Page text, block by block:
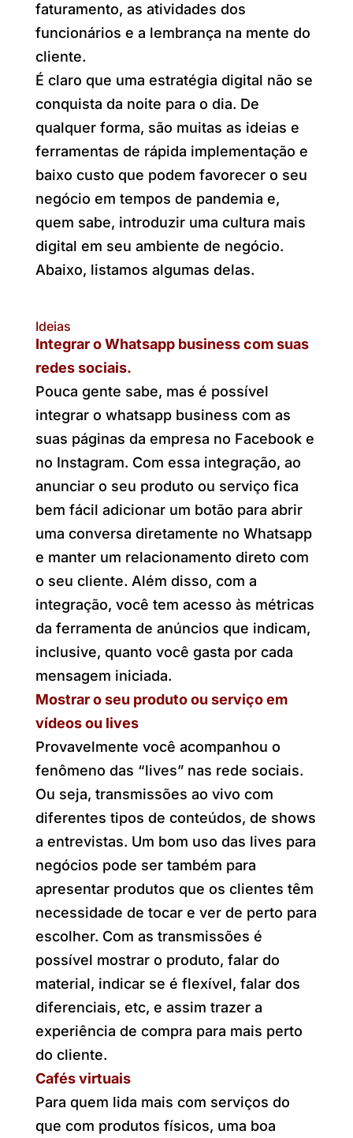
faturamento, as atividades dos
funcionários e a lembrança na mente do
cliente.
É claro que uma estratégia digital não se
conquista da noite para o dia. De
qualquer forma, são muitas as ideias e
ferramentas de rápida implementação e
baixo custo que podem favorecer o seu
negócio em tempos de pandemia e,
quem sabe, introduzir uma cultura mais
digital em seu ambiente de negócio.
Abaixo, listamos algumas delas.
Ideias
Integrar o Whatsapp business com suas
redes sociais.
Pouca gente sabe, mas é possível
integrar o whatsapp business com as
suas páginas da empresa no Facebook e
no Instagram. Com essa integração, ao
anunciar o seu produto ou serviço fica
bem fácil adicionar um botão para abrir
uma conversa diretamente no Whatsapp
e manter um relacionamento direto com
o seu cliente. Além disso, com a
integração, você tem acesso às métricas
da ferramenta de anúncios que indicam,
inclusive, quanto você gasta por cada
mensagem iniciada.
Mostrar o seu produto ou serviço em
vídeos ou lives
Provavelmente você acompanhou o
fenômeno das “lives” nas rede sociais.
Ou seja, transmissões ao vivo com
diferentes tipos de conteúdos, de shows
a entrevistas. Um bom uso das lives para
negócios pode ser também para
apresentar produtos que os clientes têm
necessidade de tocar e ver de perto para
escolher. Com as transmissões é
possível mostrar o produto, falar do
material, indicar se é flexível, falar dos
diferenciais, etc, e assim trazer a
experiência de compra para mais perto
do cliente.
Cafés virtuais
Para quem lida mais com serviços do
que com produtos físicos, uma boa